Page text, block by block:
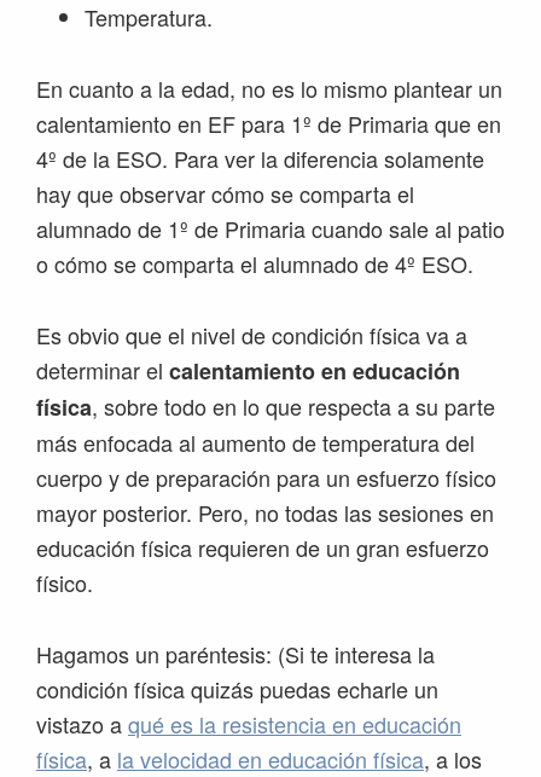
Temperatura.
En cuanto a la edad, no es lo mismo plantear un
calentamiento en EF para 1º de Primaria que en
4º de la ESO. Para ver la diferencia solamente
hay que observar cómo se comparta el
alumnado de 1º de Primaria cuando sale al patio
o cómo se comparta el alumnado de 4º ESO.
Es obvio que el nivel de condición física va a
determinar el calentamiento en educación
física, sobre todo en lo que respecta a su parte
más enfocada al aumento de temperatura del
cuerpo y de preparación para un esfuerzo físico
mayor posterior. Pero, no todas las sesiones en
educación física requieren de un gran esfuerzo
físico.
Hagamos un paréntesis: (Si te interesa la
condición física quizás puedas echarle un
vistazo aqué es la resistencia en educación
física, a la velocidad en educación física, a los